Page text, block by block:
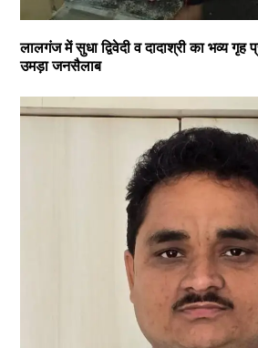
लालगंज में सुधा द्विवेदी व दादाश्री का भव्य गृह
उमड़ा जनसैलाब